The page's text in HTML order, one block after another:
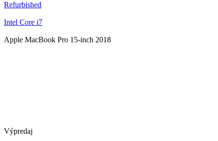
Refurbished
Intel Core i7
Apple MacBook Pro 15-inch 2018
Výpredaj